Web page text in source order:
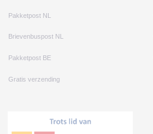
Pakketpost NL
Brievenbuspost NL
Pakketpost BE
Gratis verzending